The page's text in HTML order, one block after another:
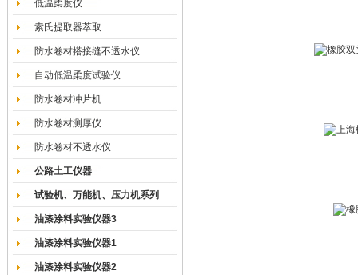
低温柔度仪
索氏提取器萃取
防水卷材搭接缝不透水仪
自动低温柔度试验仪
防水卷材冲片机
防水卷材测厚仪
防水卷材不透水仪
公路土工仪器
试验机、万能机、压力机系列
油漆涂料实验仪器3
油漆涂料实验仪器1
油漆涂料实验仪器2